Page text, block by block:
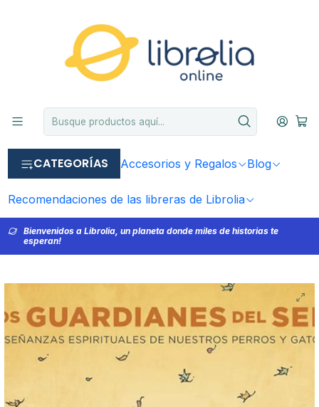
CATEGORÍAS Accesorios y Regalos Blog
Recomendaciones de las libreras de Librolia
Bienvenidos a Librolia, un planeta donde miles de historias te
esperan!